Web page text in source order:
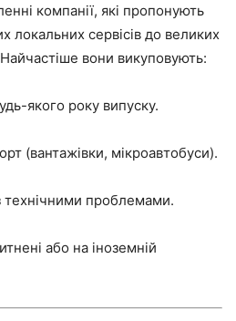
компанії, які пропонують
локальних сервісів до великих
вони викуповують:
якого року випуску.
(вантажівки, мікроавтобуси).
технічними проблемами.
або на іноземній